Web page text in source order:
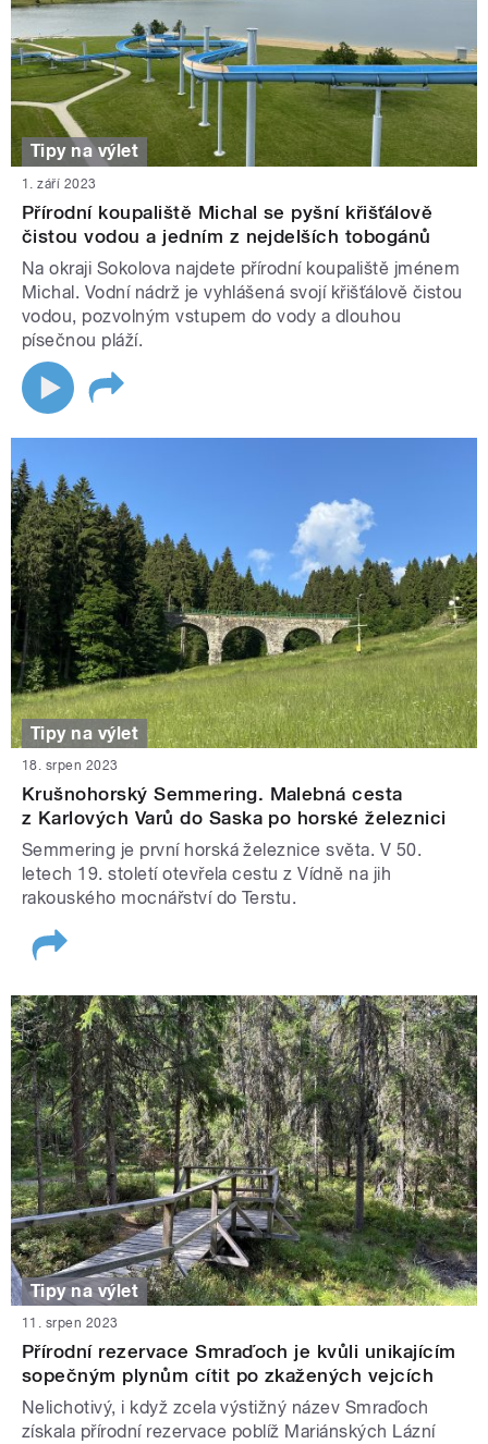
Tipy na výlet
1. září 2023
Přírodní koupaliště Michal se pyšní křišťálově
čistou vodou a jedním z nejdelších tobogánů
Na okraji Sokolova najdete přírodní koupaliště jménem
Michal. Vodní nádrž je vyhlášená svojí křišťálově čistou
vodou, pozvolným vstupem do vody a dlouhou
písečnou pláží.
Tipy na výlet
18. srpen 2023
Krušnohorský Semmering. Malebná cesta
z Karlových Varů do Saska po horské železnici
Semmering je první horská železnice světa. V 50.
letech 19. století otevřela cestu z Vídně na jih
rakouského mocnářství do Terstu.
Tipy na výlet
11. srpen 2023
Přírodní rezervace Smraďoch je kvůli unikajícím
sopečným plynům cítit po zkažených vejcích
Nelichotivý, i když zcela výstižný název Smraďoch
získala přírodní rezervace poblíž Mariánských Lázní